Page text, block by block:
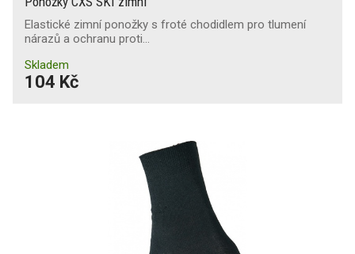
Elastické zimní ponožky s froté chodidlem pro tlumení
nárazů a ochranu proti…
Skladem
104 Kč